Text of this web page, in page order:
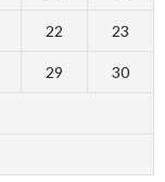
22 23
29 30